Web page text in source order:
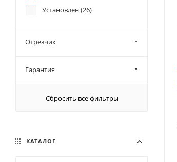
Установлен (26)
Отрезчик
Гарантия
Сбросить все фильтры
КАТАЛОГ